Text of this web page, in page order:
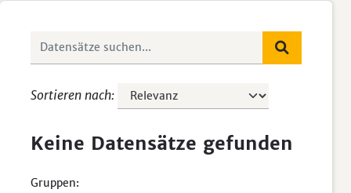
Sortieren nach
Keine Datensätze gefunden
Gruppen: